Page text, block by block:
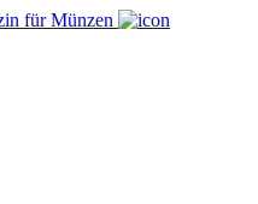
für Münzen